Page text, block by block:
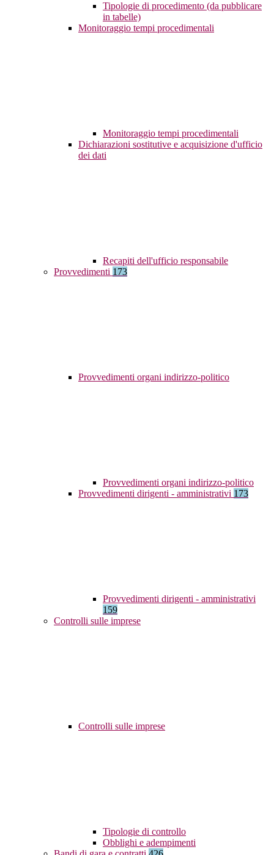
Tipologie di procedimento (da pubblicare
in tabelle)
Monitoraggio tempi procedimentali
Monitoraggio tempi procedimentali
Dichiarazioni sostitutive e acquisizione d'ufficio
dei dati
Recapiti dell'ufficio responsabile
Provvedimenti 173
Provvedimenti organi indirizzo-politico
Provvedimenti organi indirizzo-politico
Provvedimenti dirigenti - amministrativi 173
Provvedimenti dirigenti - amministrativi
159
Controlli sulle imprese
Controlli sulle imprese
Tipologie di controllo
Obblighi e adempimenti